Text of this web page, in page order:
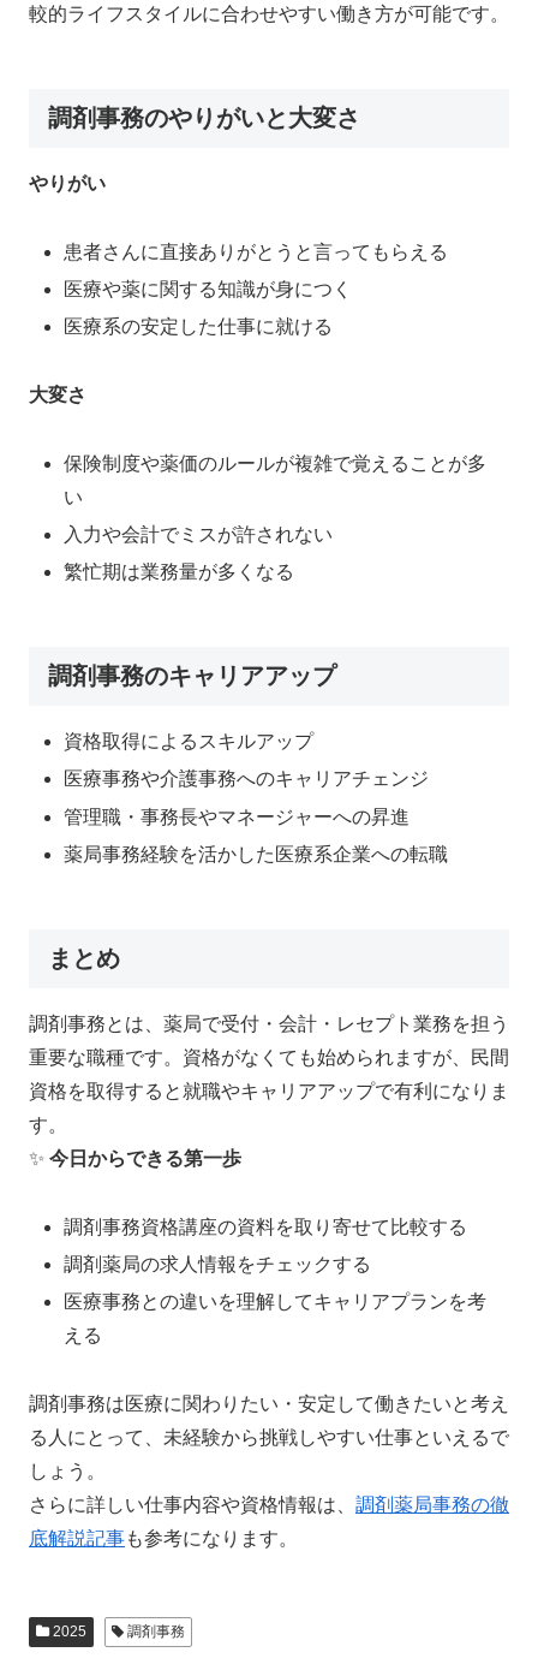
較的ライフスタイルに合わせやすい働き方が可能です。
調剤事務のやりがいと大変さ
やりがい
患者さんに直接ありがとうと言ってもらえる
医療や薬に関する知識が身につく
医療系の安定した仕事に就ける
大変さ
保険制度や薬価のルールが複雑で覚えることが多
い
入力や会計でミスが許されない
繁忙期は業務量が多くなる
調剤事務のキャリアアップ
資格取得によるスキルアップ
医療事務や介護事務へのキャリアチェンジ
管理職・事務長やマネージャーへの昇進
薬局事務経験を活かした医療系企業への転職
まとめ
調剤事務とは、薬局で受付・会計・レセプト業務を担う
重要な職種です。資格がなくても始められますが、民間
資格を取得すると就職やキャリアアップで有利になりま
す。
✨ 今日からできる第一歩
調剤事務資格講座の資料を取り寄せて比較する
調剤薬局の求人情報をチェックする
医療事務との違いを理解してキャリアプランを考
える
調剤事務は医療に関わりたい・安定して働きたいと考え
る人にとって、未経験から挑戦しやすい仕事といえるで
しょう。
さらに詳しい仕事内容や資格情報は、 調剤薬局事務の徹
底解説記事も参考になります。
2025 調剤事務